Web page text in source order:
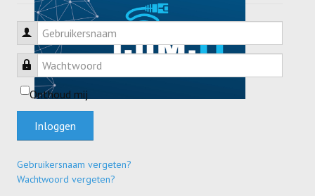
Gebruikersnaam
Wachtwoord
Onthoud mij
Inloggen
Gebruikersnaam vergeten?
Wachtwoord vergeten?